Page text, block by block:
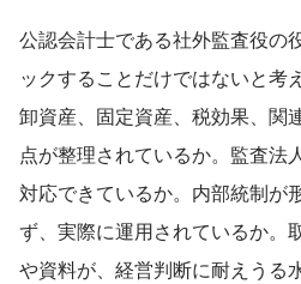
公認会計士である社外監査役の
ックすることだけではないと考
卸資産、固定資産、税効果、関
点が整理されているか。監査法
対応できているか。内部統制が
ず、実際に運用されているか。
や資料が、経営判断に耐えうる